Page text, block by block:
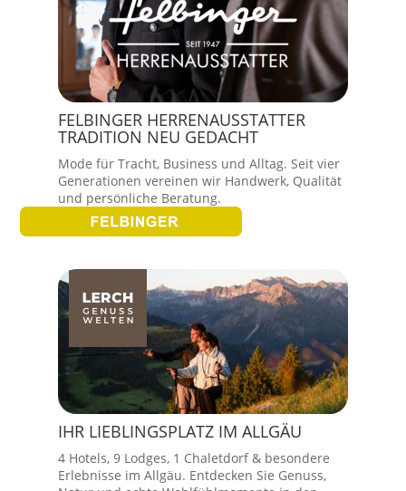
FELBINGER HERRENAUSSTATTER
TRADITION NEU GEDACHT
Mode für Tracht, Business und Alltag. Seit vier
Generationen vereinen wir Handwerk, Qualität
und persönliche Beratung.
IHR LIEBLINGSPLATZ IM ALLGÄU
4 Hotels, 9 Lodges, 1 Chaletdorf & besondere
Erlebnisse im Allgäu. Entdecken Sie Genuss,